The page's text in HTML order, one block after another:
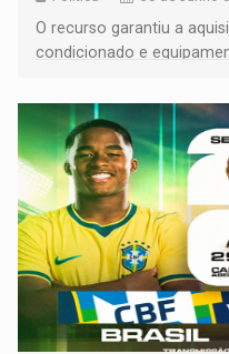
O recurso garantiu a
condicionado e